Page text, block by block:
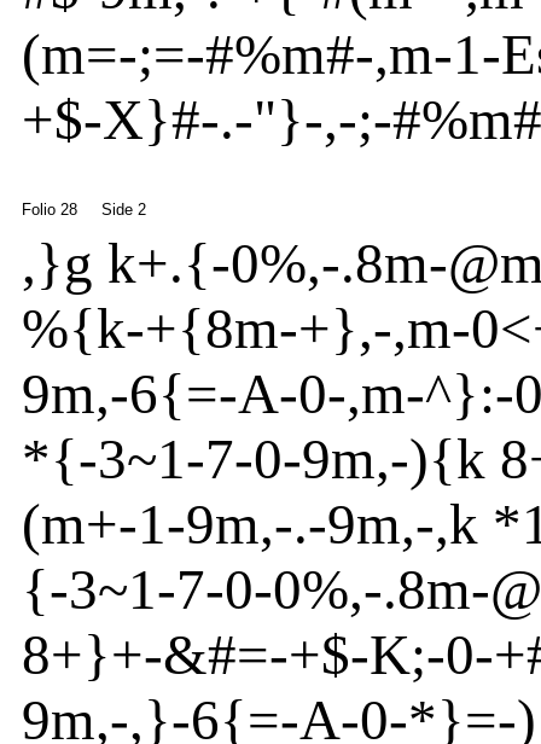
(m=-;=-#%m#-,m-1-
+$-X}#-.-"}-,-;-#%m#
Folio 28 Side 2
,}g k+.{-0%,-.8m-@
%{k-+{8m-+},-,m-
9m,-6{=-A-0-,m-^}:-
*{-3~1-7-0-9m,-){k
(m+-1-9m,-.-9m,-,k
{-3~1-7-0-0%,-.8m-@
8+}+-&#=-+$-K;-0-
9m,-,}-6{=-A-0-*}=-